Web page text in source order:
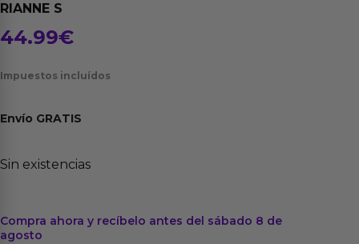
RIANNE S
44.99€
Impuestos incluídos
Envío GRATIS
Sin existencias
Compra ahora y recíbelo antes del sábado 8 de
agosto